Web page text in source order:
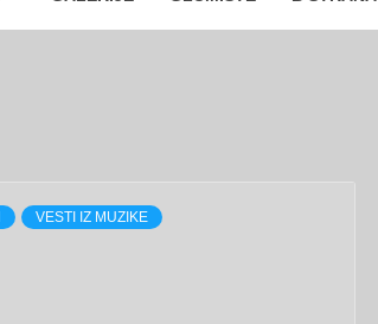
VESTI IZ MUZIKE